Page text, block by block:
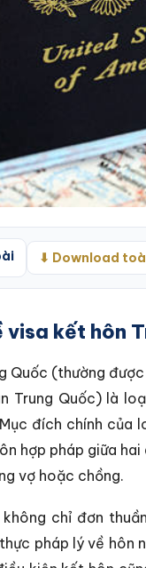
⬇ Download
visa kết hôn
Quốc (thường
Trung Quốc) là
đích chính
hợp pháp giữa
vợ hoặc chồng.
chỉ đơn
pháp lý về hôn